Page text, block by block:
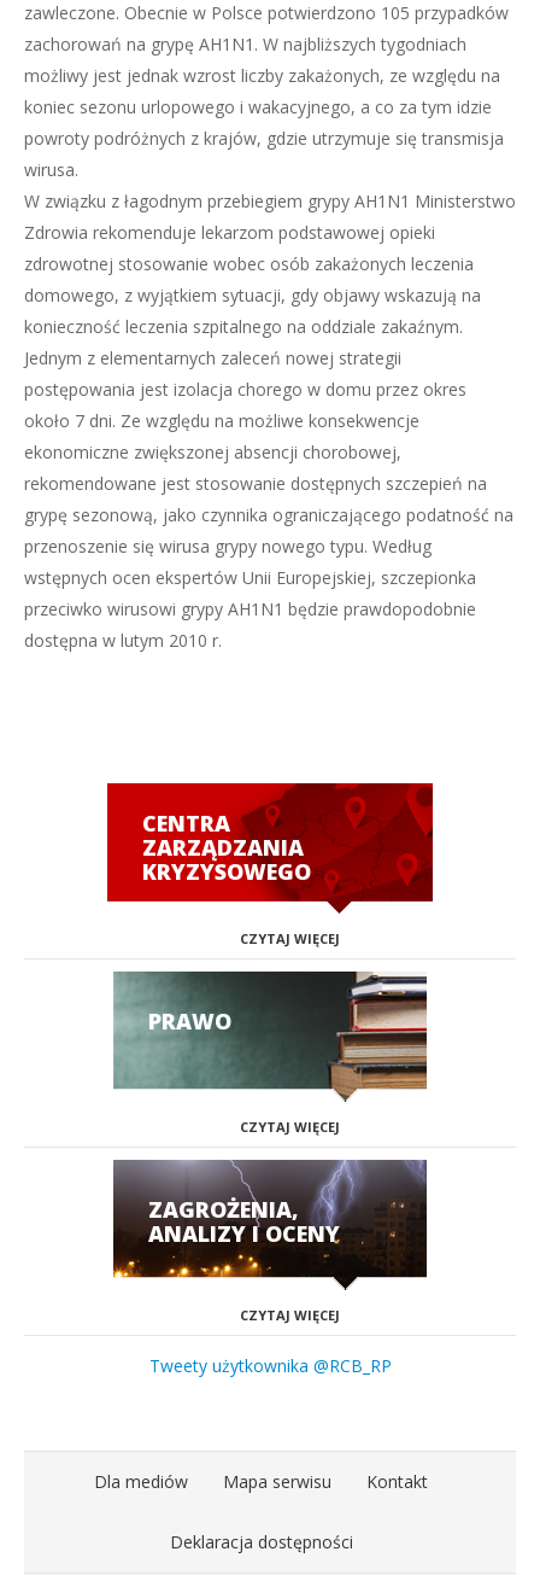
zawleczone. Obecnie w Polsce potwierdzono 105 przypadków
zachorowań na grypę AH1N1. W najbliższych tygodniach
możliwy jest jednak wzrost liczby zakażonych, ze względu na
koniec sezonu urlopowego i wakacyjnego, a co za tym idzie
powroty podróżnych z krajów, gdzie utrzymuje się transmisja
wirusa.
W związku z łagodnym przebiegiem grypy AH1N1 Ministerstwo
Zdrowia rekomenduje lekarzom podstawowej opieki
zdrowotnej stosowanie wobec osób zakażonych leczenia
domowego, z wyjątkiem sytuacji, gdy objawy wskazują na
konieczność leczenia szpitalnego na oddziale zakaźnym.
Jednym z elementarnych zaleceń nowej strategii
postępowania jest izolacja chorego w domu przez okres
około 7 dni. Ze względu na możliwe konsekwencje
ekonomiczne zwiększonej absencji chorobowej,
rekomendowane jest stosowanie dostępnych szczepień na
grypę sezonową, jako czynnika ograniczającego podatność na
przenoszenie się wirusa grypy nowego typu. Według
wstępnych ocen ekspertów Unii Europejskiej, szczepionka
przeciwko wirusowi grypy AH1N1 będzie prawdopodobnie
dostępna w lutym 2010 r.
CENTRA
ZARZĄDZANIA
KRYZYSOWEGO
CZYTAJ WIĘCEJ
PRAWO
CZYTAJ WIĘCEJ
ZAGROŻENIA,
ANALIZY I OCENY
CZYTAJ WIĘCEJ
Tweety użytkownika @RCB_RP
Dla mediów Mapa serwisu Kontakt
Deklaracja dostępności